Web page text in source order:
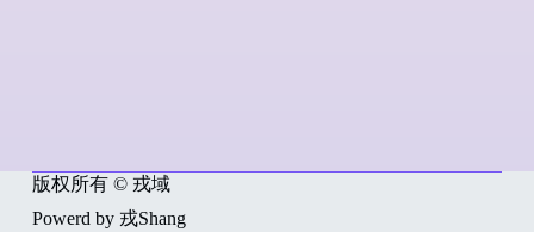
版权所有 © 戎域
Powerd by 戎Shang